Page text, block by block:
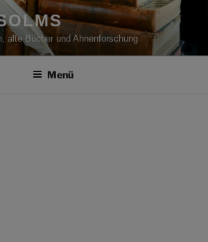
alte Bücher und Ahnenforschung
Menü